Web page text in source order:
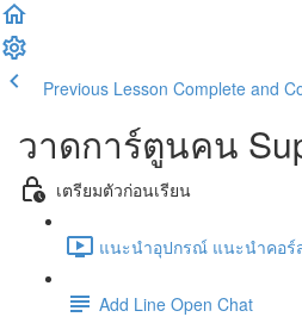
Previous Lesson Complete and
วาดการ์ตูนคน
เตรียมตัวก่อนเรียน
แนะนำอุปกรณ์ แนะนำคอร์
Add Line Open Chat